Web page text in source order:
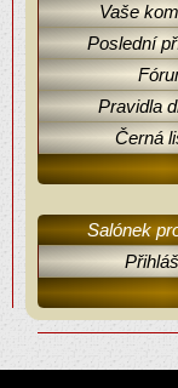
Vaše
Poslední
Pravidla
Černá
Salónek